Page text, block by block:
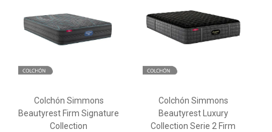
Colchón Simmons
Beautyrest Firm Signature
Collection
Colchón Simmons
Beautyrest Luxury
Collection Serie 2 Firm